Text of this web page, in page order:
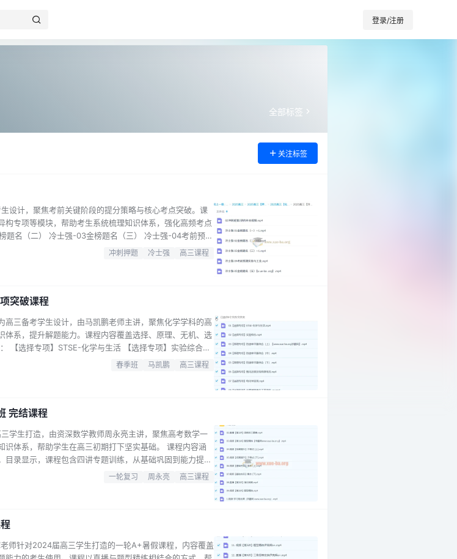
登录/注册
全部标签
关注标签
设计，聚焦考前关键阶段的提分策略与核心考点突破。课
专项等模块，帮助考生系统梳理知识体系，强化高频考点
题名（二） 冷士强-03金榜题名（三） 冷士强-04考前预测
赠课】06同分异构专项 本套课程由冷士强老师主讲，内
列课程覆盖选择题、大题等核心题型，考前预测部分则针
冲刺押题 冷士强 高三课程
突破课程
三备考学生设计，由马凯鹏老师主讲，聚焦化学学科的高
系，提升解题能力。课程内容覆盖选择、原理、无机、选
【选择专项】STSE-化学与生活 【选择专项】实验综合
（中） 【原理专项】热速率平衡综合（下） 【选择专项】
周期律与工艺流程 【无机大题专项】最新工艺流程 【无机
春季班 马凯鹏 高三课程
完结课程
学生打造，由资深数学教师周永亮主讲，聚焦高考数学一
体系，帮助学生在高三初期打下坚实基础。 课程内容涵
录显示，课程包含四讲专题训练，从基础巩固到能力提升
紧扣高考大纲，精准覆盖一轮复习重点 名师周永亮亲授，
效率 暑假集中学习，高效利用黄金备考期 无论是数学基
一轮复习 周永亮 高三课程
师针对2024届高三学生打造的一轮A+暑假课程，内容覆盖